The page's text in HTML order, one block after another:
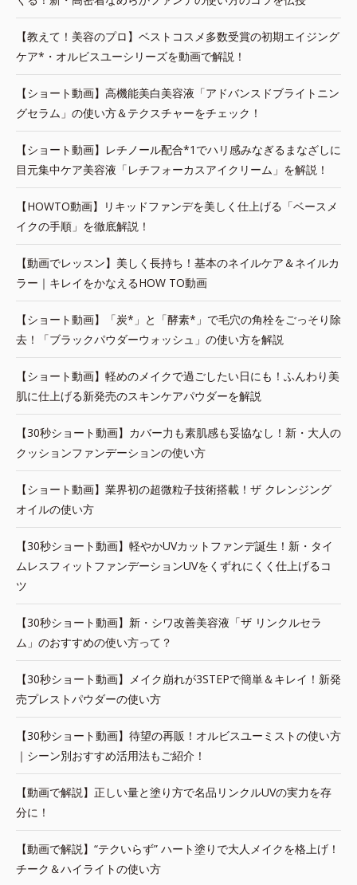
【教えて！美容のプロ】ベストコスメ多数受賞の初期エイジング
ケア*・オルビスユーシリーズを動画で解説！
【ショート動画】高機能美白美容液「アドバンスドブライトニン
グセラム」の使い方＆テクスチャーをチェック！
【ショート動画】レチノール配合*1でハリ感みなぎるまなざしに
目元集中ケア美容液「レチフォーカスアイクリーム」を解説！
【HOWTO動画】リキッドファンデを美しく仕上げる「ベースメ
イクの手順」を徹底解説！
【動画でレッスン】美しく長持ち！基本のネイルケア＆ネイルカ
ラー｜キレイをかなえるHOW TO動画
【ショート動画】「炭*」と「酵素*」で毛穴の角栓をごっそり除
去！「ブラックパウダーウォッシュ」の使い方を解説
【ショート動画】軽めのメイクで過ごしたい日にも！ふんわり美
肌に仕上げる新発売のスキンケアパウダーを解説
【30秒ショート動画】カバー力も素肌感も妥協なし！新・大人の
クッションファンデーションの使い方
【ショート動画】業界初の超微粒子技術搭載！ザ クレンジング
オイルの使い方
【30秒ショート動画】軽やかUVカットファンデ誕生！新・タイ
ムレスフィットファンデーションUVをくずれにくく仕上げるコ
ツ
【30秒ショート動画】新・シワ改善美容液「ザ リンクルセラ
ム」のおすすめの使い方って？
【30秒ショート動画】メイク崩れが3STEPで簡単＆キレイ！新発
売プレストパウダーの使い方
【30秒ショート動画】待望の再販！オルビスユーミストの使い方
｜シーン別おすすめ活用法もご紹介！
【動画で解説】正しい量と塗り方で名品リンクルUVの実力を存
分に！
【動画で解説】“テクいらず” ハート塗りで大人メイクを格上げ！
チーク＆ハイライトの使い方